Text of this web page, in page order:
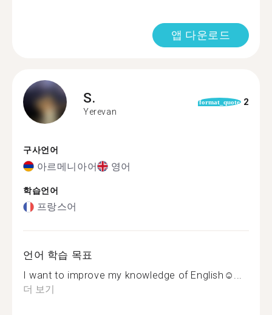
앱 다운로드
S.
Yerevan
format_quote 2
구사언어
아르메니아어 영어
학습언어
프랑스어
언어 학습 목표
I want to improve my knowledge of English☺...
더 보기